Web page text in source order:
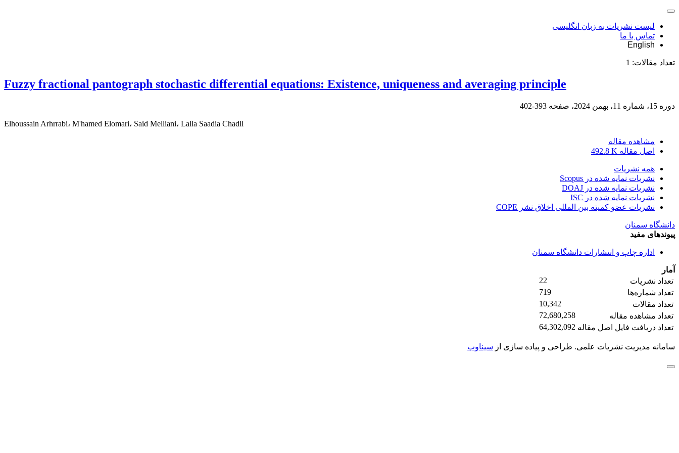
لیست نشریات به زبان انگلیسی
تماس با ما
English
تعداد مقالات: 1
Fuzzy fractional pantograph stochastic differential equations: Existence, uniqueness and averaging principle
دوره 15، شماره 11، بهمن 2024، صفحه 393-402
Elhoussain Arhrrabi، M'hamed Elomari، Said Melliani، Lalla Saadia Chadli
مشاهده مقاله
اصل مقاله 492.8 K
همه نشریات
نشریات نمایه شده در Scopus
نشریات نمایه شده در DOAJ
نشریات نمایه شده در ISC
نشریات عضو کمیته بین المللی اخلاق نشر COPE
دانشگاه سمنان
پیوندهای مفید
اداره چاپ و انتشارات دانشگاه سمنان
آمار
تعداد نشریات
22
تعداد شماره‌ها
719
تعداد مقالات
10,342
تعداد مشاهده مقاله
72,680,258
تعداد دریافت فایل اصل مقاله 64,302,092
سامانه مدیریت نشریات علمی. طراحی و پیاده سازی از سیناوب